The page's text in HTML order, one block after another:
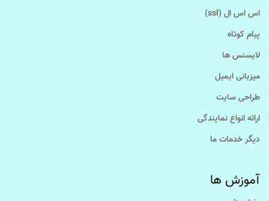
اس اس ال (ssl)
پیام کوتاه
لایسنس ها
میزبانی ایمیل
طراحی سایت
ارائه انواع نمایندگی
دیگر خدمات ما
آموزش ها